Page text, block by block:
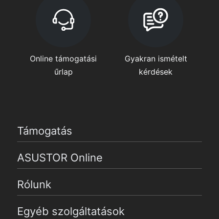
Online támogatási
űrlap
Gyakran ismételt
kérdések
Támogatás
ASUSTOR Online
Rólunk
Egyéb szolgáltatások